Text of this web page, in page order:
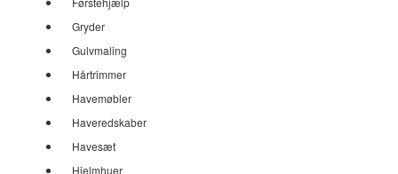
Gryder
Gulvmaling
Hårtrimmer
Havemøbler
Haveredskaber
Havesæt
Hjelmhuer